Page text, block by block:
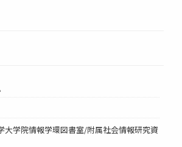
大学院情報学環図書室/附属社会情報研究資